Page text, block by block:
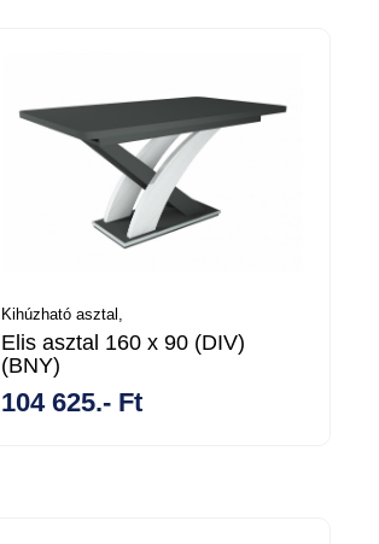
Kihúzható asztal,
Elis asztal 160 x 90 (DIV)
(BNY)
104 625.- Ft